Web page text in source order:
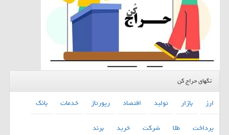
تگهای حراج کن
ارز بازار تولید اقتصاد رپورتاژ خدمات
بانك
پرداخت
طلا شركت خرید برند